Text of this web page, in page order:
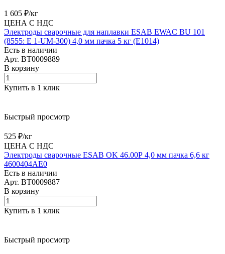
1 605 ₽/кг
ЦЕНА С НДС
Электроды сварочные для наплавки ESAB EWAC BU 101
(8555: E 1-UM-300) 4,0 мм пачка 5 кг (E1014)
Есть в наличии
Арт. BT0009889
В корзину
Купить в 1 клик
Быстрый просмотр
525 ₽/кг
ЦЕНА С НДС
Электроды сварочные ESAB OK 46.00Р 4,0 мм пачка 6,6 кг
4600404AE0
Есть в наличии
Арт. BT0009887
В корзину
Купить в 1 клик
Быстрый просмотр